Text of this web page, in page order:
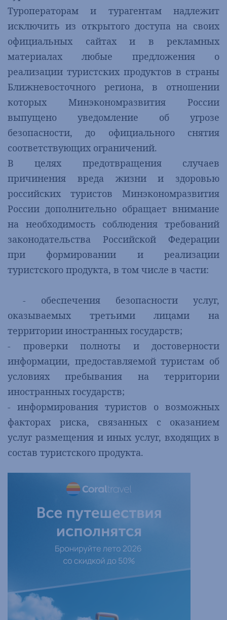
Туроператорам и турагентам надлежит
исключить из открытого доступа на своих
официальных сайтах и в рекламных
материалах любые предложения о
реализации туристских продуктов в страны
Ближневосточного региона, в отношении
которых Минэкономразвития России
выпущено уведомление об угрозе
безопасности, до официального снятия
соответствующих ограничений.
В целях предотвращения случаев
причинения вреда жизни и здоровью
российских туристов Минэкономразвития
России дополнительно обращает внимание
на необходимость соблюдения требований
законодательства Российской Федерации
при формировании и реализации
туристского продукта, в том числе в части:
- обеспечения безопасности услуг,
оказываемых третьими лицами на
территории иностранных государств;
- проверки полноты и достоверности
информации, предоставляемой туристам об
условиях пребывания на территории
иностранных государств;
- информирования туристов о возможных
факторах риска, связанных с оказанием
услуг размещения и иных услуг, входящих в
состав туристского продукта.